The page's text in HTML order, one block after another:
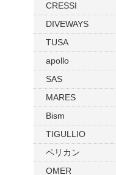
スカリ・網
エビバサミ
アワビオコシ
その他
フック
ダイブコンピューター
マスク
マスク
スノーケル
フィン
ドライスーツ用フィン
ブーツ
グローブ
ウィンターグローブ
CRESSI
DIVEWAYS
TUSA
apollo
SAS
MARES
Bism
TIGULLIO
ペリカン
OMER